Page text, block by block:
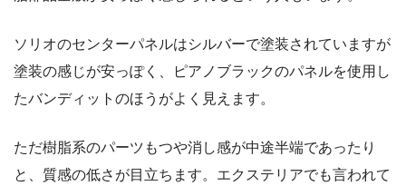
ソリオのセンターパネルはシルバーで塗装されていますが
塗装の感じが安っぽく、ピアノブラックのパネルを使用し
たバンディットのほうがよく見えます。
ただ樹脂系のパーツもつや消し感が中途半端であったり
と、質感の低さが目立ちます。エクステリアでも言われて